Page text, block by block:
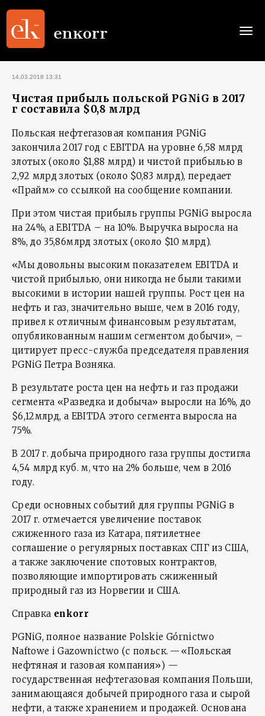
14.03.2018 13:31
Чистая прибыль польской PGNiG в 2017
г составила $0,8 млрд
Польская нефтегазовая компания PGNiG
закончила 2017 год с EBITDA на уровне 6,58 млрд
злотых (около $1,88 млрд) и чистой прибылью в
2,92 млрд злотых (около $0,83 млрд), передает
«Прайм» со ссылкой на сообщение компании.
При этом чистая прибыль группы PGNiG выросла
на 24%, а EBITDA – на 10%. Выручка выросла на
8%, до 35,86млрд злотых (около $10 млрд).
«Мы довольны высоким показателем EBITDA и
чистой прибылью, они никогда не были такими
высокими в истории нашей группы. Рост цен на
нефть и газ, значительно выше, чем в 2016 году,
привел к отличным финансовым результатам,
опубликованным нашим сегментом добычи», –
цитирует пресс-служба председателя правления
PGNiG Петра Возняка.
В результате роста цен на нефть и газ продажи
сегмента «Разведка и добыча» выросли на 16%, до
$6,12млрд, а EBITDA этого сегмента выросла на
75%.
В 2017 г. добыча природного газа группы достигла
4,54 млрд куб. м, что на 2% больше, чем в 2016
году.
Среди основных событий для группы PGNiG в
2017 г. отмечается увеличение поставок
сжиженного газа из Катара, пятилетнее
соглашение о регулярных поставках СПГ из США,
а также заключение спотовых контрактов,
позволяющие импортировать сжиженный
природный газ из Норвегии и США.
Справка enkorr
PGNiG, полное название Polskie Górnictwo
Naftowe i Gazownictwo (с польск. — «Польская
нефтяная и газовая компания») —
государственная нефтегазовая компания Польши,
занимающаяся добычей природного газа и сырой
нефти, а также хранением и продажей. Основана